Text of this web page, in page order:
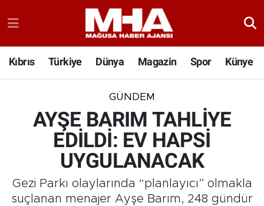
Kıbrıs Türkiye Dünya Magazin Spor Künye
GÜNDEM
AYŞE BARIM TAHLİYE
EDİLDİ: EV HAPSİ
UYGULANACAK
Gezi Parkı olaylarında “planlayıcı” olmakla
suçlanan menajer Ayşe Barım, 248 gündür